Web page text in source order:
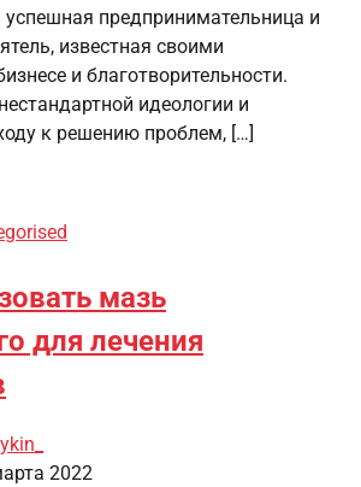
предпринимательница и
известная своими
и благотворительности.
идеологии и
к решению проблем, […]
мазь
для лечения
2022